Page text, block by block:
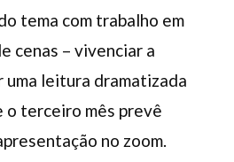
tema com trabalho em
cenas – vivenciar a
leitura dramatizada
o terceiro mês prevê
no zoom.